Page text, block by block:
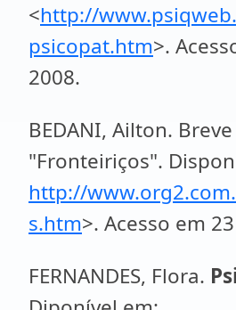
<http://
psicopat.htm>.
2008.
BEDANI, Ailton.
"Fronteiriços".
http://
s.htm>. Acesso em
FERNANDES, Flora.